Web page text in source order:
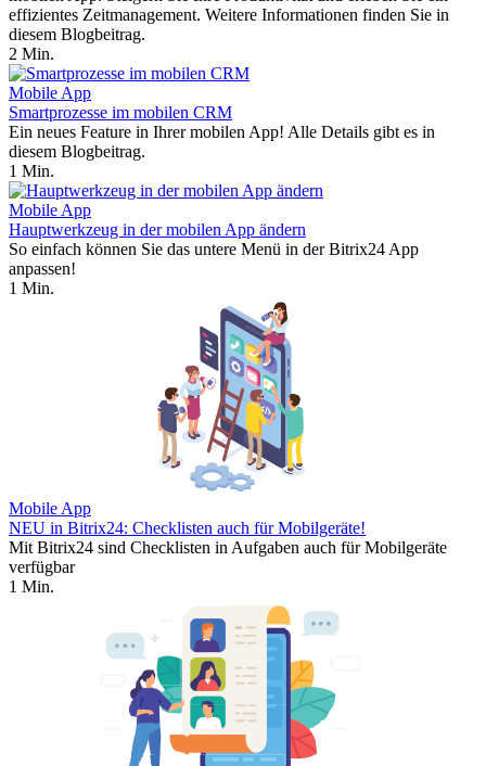
effizientes Zeitmanagement. Weitere Informationen finden Sie in
diesem Blogbeitrag.
2 Min.
Mobile App
Smartprozesse im mobilen CRM
Ein neues Feature in Ihrer mobilen App! Alle Details gibt es in
diesem Blogbeitrag.
1 Min.
Mobile App
Hauptwerkzeug in der mobilen App ändern
So einfach können Sie das untere Menü in der Bitrix24 App
anpassen!
1 Min.
Mobile App
NEU in Bitrix24: Checklisten auch für Mobilgeräte!
Mit Bitrix24 sind Checklisten in Aufgaben auch für Mobilgeräte
verfügbar
1 Min.